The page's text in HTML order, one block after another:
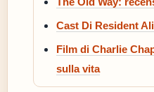
Cast Di Resident
Film di Charlie
sulla vita